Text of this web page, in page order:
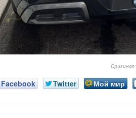
Оригинал:
Facebook Twitter Мой мир